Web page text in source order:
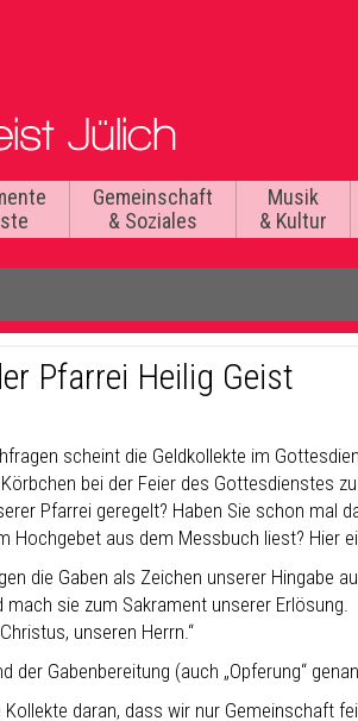
Gemeinschaft
& Soziales
Musik
& Kultur
Pfarrei Heilig Geist
scheint die Geldkollekte im
bei der Feier des Gottesdienstes
Pfarrei geregelt? Haben Sie schon mal
Hochgebet aus dem Messbuch liest? Hier
die Gaben als Zeichen unserer Hingabe
mach sie zum Sakrament unserer Erlösung.
unseren Herrn.“
der Gabenbereitung (auch „Opferung“
Kollekte daran, dass wir nur Gemeinschaft